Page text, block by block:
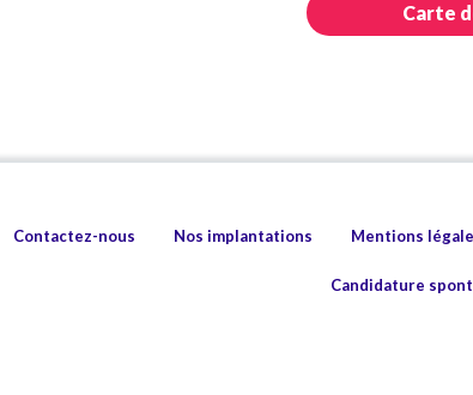
Carte
Contactez-nous Nos implantations Mentions
Candidature